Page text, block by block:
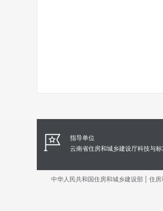
指导单位
云南省住房和城乡建设厅科技与
中华人民共和国住房和城乡建设部 | 住房